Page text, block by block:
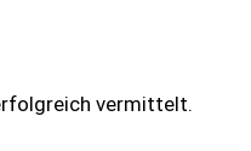
vermittelt.